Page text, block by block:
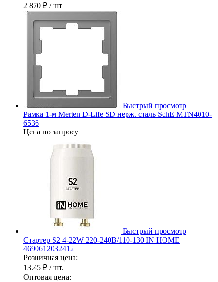
2 870 ₽ / шт
Быстрый просмотр
Рамка 1-м Merten D-Life SD нерж. сталь SchE MTN4010-
6536
Цена по запросу
Быстрый просмотр
Стартер S2 4-22W 220-240В/110-130 IN HOME
4690612032412
Розничная цена:
13.45 ₽ / шт.
Оптовая цена: